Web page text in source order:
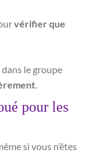
vérifier que
le groupe
.
pour les
si vous n’êtes